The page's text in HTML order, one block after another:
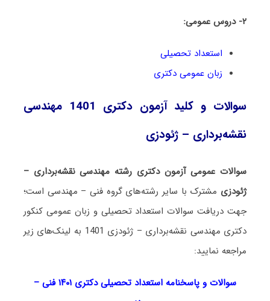
۲- دروس عمومی:
استعداد تحصیلی
زبان عمومی دکتری
سوالات و کلید آزمون دکتری 1401 مهندسی
نقشه‌برداری – ژئودزی
سوالات عمومی آزمون دکتری رشته مهندسی نقشه‌برداری –
ژئودزی مشترک با سایر رشته‌های گروه فنی – مهندسی است؛
جهت دریافت سوالات استعداد تحصیلی و زبان عمومی کنکور
دکتری مهندسی نقشه‌برداری – ژئودزی 1401 به لینک‌های زیر
مراجعه نمایید:
سوالات و پاسخنامه استعداد تحصیلی دکتری
۱۴۰۱ فنی –